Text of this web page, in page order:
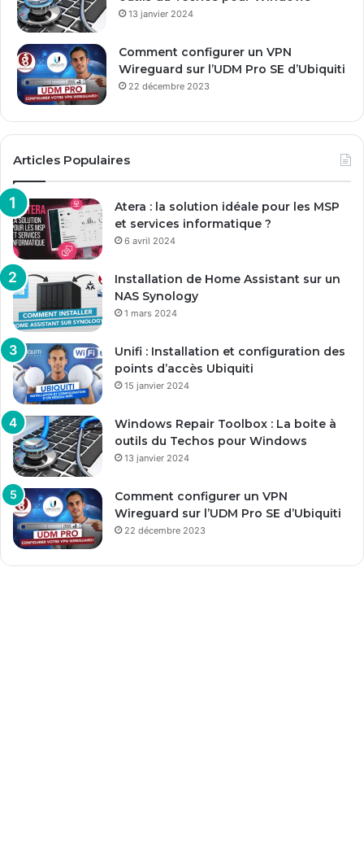
13 janvier 2024
Comment configurer un VPN
Wireguard sur l’UDM Pro SE d’Ubiquiti
22 décembre 2023
Articles Populaires
Atera : la solution idéale pour les MSP
et services informatique ?
6 avril 2024
Installation de Home Assistant sur un
NAS Synology
1 mars 2024
Unifi : Installation et configuration des
points d’accès Ubiquiti
15 janvier 2024
Windows Repair Toolbox : La boite à
outils du Techos pour Windows
13 janvier 2024
Comment configurer un VPN
Wireguard sur l’UDM Pro SE d’Ubiquiti
22 décembre 2023